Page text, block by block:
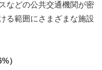
などの公共交通機関が密
る範囲にさまざまな施設
）